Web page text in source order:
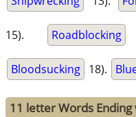
15). Roadblocking
Bloodsucking 18).
11 letter Words Ending